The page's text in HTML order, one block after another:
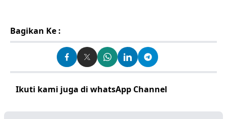
Bagikan Ke :
Ikuti kami juga di whatsApp Channel